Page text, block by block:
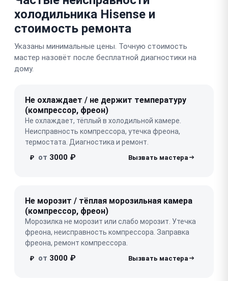
холодильника Hisense и
стоимость ремонта
Указаны минимальные цены. Точную стоимость
мастер назовёт после бесплатной диагностики на
дому.
Не охлаждает / не держит температуру
(компрессор, фреон)
Не охлаждает, тёплый в холодильной камере.
Неисправность компрессора, утечка фреона,
термостата. Диагностика и ремонт.
₽ от 3000 ₽
Не морозит / тёплая морозильная камера
(компрессор, фреон)
Морозилка не морозит или слабо морозит. Утечка
фреона, неисправность компрессора. Заправка
фреона, ремонт компрессора.
₽ от 3000 ₽